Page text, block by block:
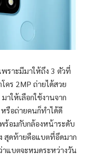
ราะมีมาให้ถึง 3 ตัวที่
คร 2MP ถ่ายได้สวย
ให้เลือกใช้งานจาก
รือถ่ายคนก็ทำได้ดี
ร้อมกับกล้องหน้าระดับ
สุดท้ายคือแบตที่อึดมาก
าแบตจะหมดระหว่างวัน